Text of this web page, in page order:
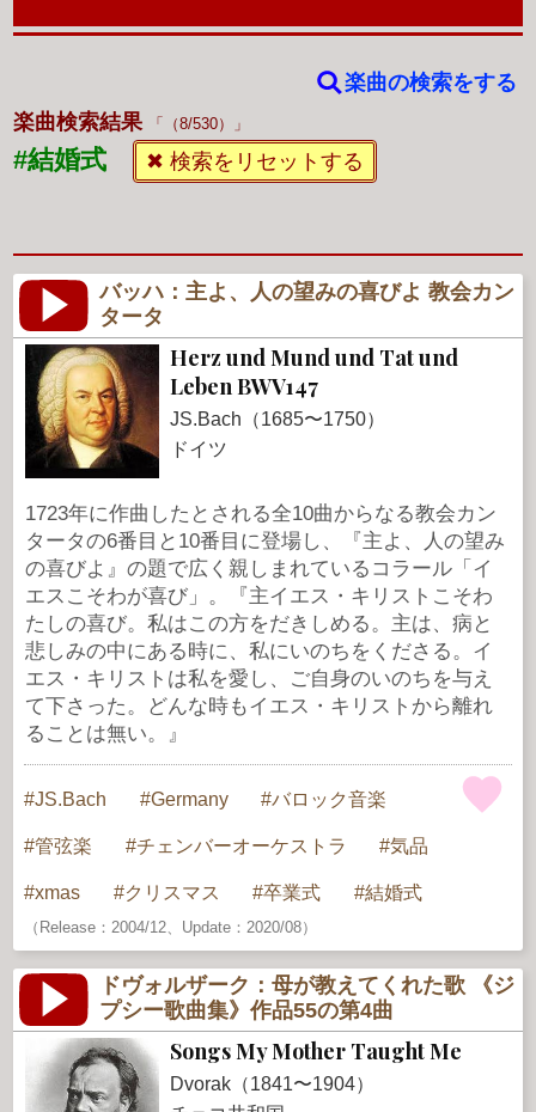
楽曲の検索をする
楽曲検索結果
（8/530）
#結婚式 ✖ 検索をリセットする
バッハ：主よ、人の望みの喜びよ 教会カン
タータ
Herz und Mund und Tat und
Leben BWV147
JS.Bach（1685〜1750）
ドイツ
1723年に作曲したとされる全10曲からなる教会カン
タータの6番目と10番目に登場し、『主よ、人の望み
の喜びよ』の題で広く親しまれているコラール「イ
エスこそわが喜び」。『主イエス・キリストこそわ
たしの喜び。私はこの方をだきしめる。主は、病と
悲しみの中にある時に、私にいのちをくださる。イ
エス・キリストは私を愛し、ご自身のいのちを与え
て下さった。どんな時もイエス・キリストから離れ
ることは無い。』
JS.Bach Germany バロック音楽
管弦楽 チェンバーオーケストラ 気品
xmas クリスマス 卒業式 結婚式
（Release：2004/12、Update：2020/08）
ドヴォルザーク：母が教えてくれた歌 《ジ
プシー歌曲集》作品55の第4曲
Songs My Mother Taught Me
Dvorak（1841〜1904）